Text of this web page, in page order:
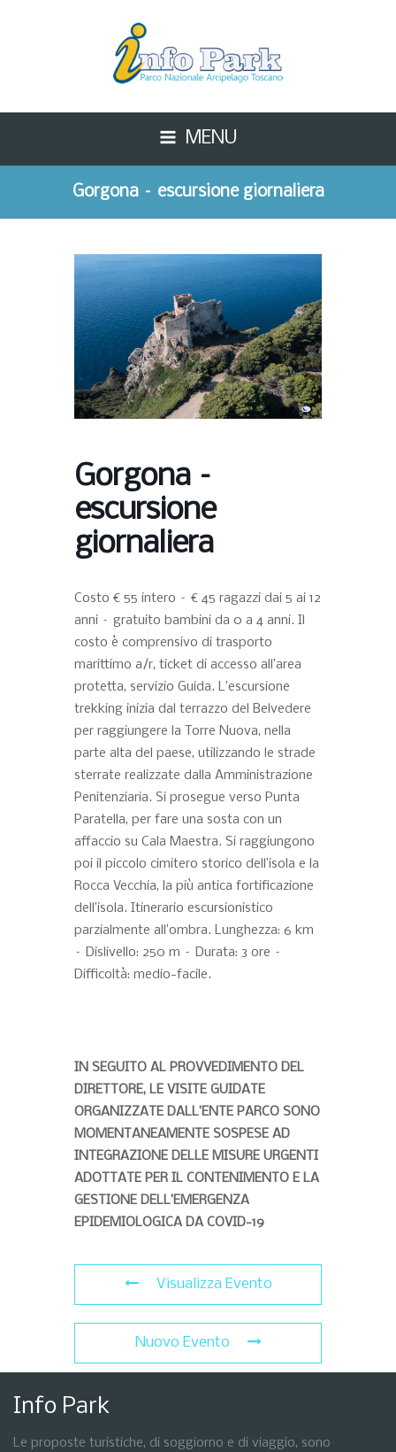
MENU
Gorgona – escursione giornaliera
Gorgona –
escursione
giornaliera
Costo € 55 intero – € 45 ragazzi dai 5 ai 12
anni – gratuito bambini da 0 a 4 anni. Il
costo è comprensivo di trasporto
marittimo a/r, ticket di accesso all’area
protetta, servizio Guida. L’escursione
trekking inizia dal terrazzo del Belvedere
per raggiungere la Torre Nuova, nella
parte alta del paese, utilizzando le strade
sterrate realizzate dalla Amministrazione
Penitenziaria. Si prosegue verso Punta
Paratella, per fare una sosta con un
affaccio su Cala Maestra. Si raggiungono
poi il piccolo cimitero storico dell’isola e la
Rocca Vecchia, la più antica fortificazione
dell’isola. Itinerario escursionistico
parzialmente all’ombra. Lunghezza: 6 km
– Dislivello: 250 m – Durata: 3 ore –
Difficoltà: medio-facile.
IN SEGUITO AL PROVVEDIMENTO DEL
DIRETTORE, LE VISITE GUIDATE
ORGANIZZATE DALL’ENTE PARCO SONO
MOMENTANEAMENTE SOSPESE AD
INTEGRAZIONE DELLE MISURE URGENTI
ADOTTATE PER IL CONTENIMENTO E LA
GESTIONE DELL’EMERGENZA
EPIDEMIOLOGICA DA COVID-19
Visualizza Evento
Nuovo Evento
Info Park
Le proposte turistiche, di soggiorno e di viaggio, sono